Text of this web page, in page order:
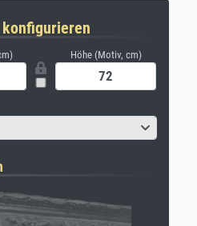
Höhe (Motiv, cm)